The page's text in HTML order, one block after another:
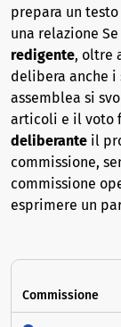
prepara un
una relazione
redigente, oltre
delibera anche
assemblea si
articoli e il voto
deliberante il
commissione,
commissione
esprimere un
Commissione